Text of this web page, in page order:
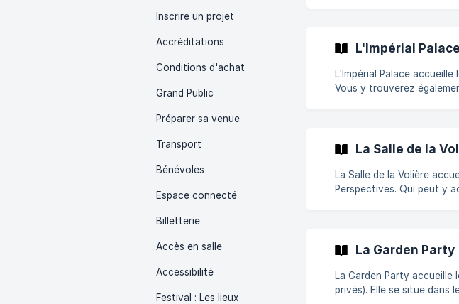
Inscrire un projet
Accréditations
Conditions d'achat
Grand Public
Préparer sa venue
Transport
Bénévoles
Espace connecté
Billetterie
Accès en salle
Accessibilité
Festival : Les lieux
accessibles avec les
L'Impérial Palace
L'Impérial Palace
Vous y trouverez également le Club
navettes gratuites et aux
La Salle de la
La Salle de la Volière
Perspectives. Qui peut y accéder ? Les événements qui se déroulent à
arrêt Impérial. ||
La Garden Party
La Garden Party
privés). Elle se situe dans le